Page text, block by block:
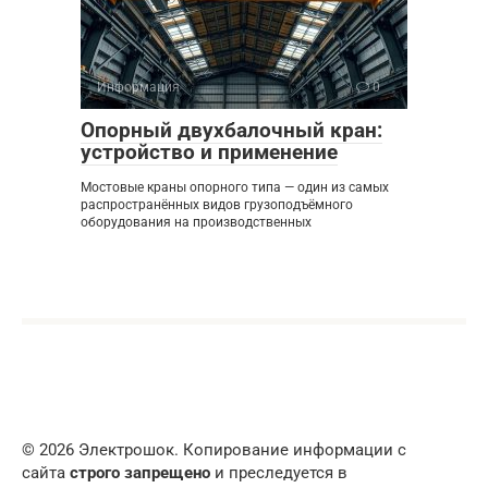
Информация 0
Опорный двухбалочный кран:
устройство и применение
Мостовые краны опорного типа — один из самых
распространённых видов грузоподъёмного
оборудования на производственных
© 2026 Электрошок. Копирование информации с
сайта строго запрещено и преследуется в